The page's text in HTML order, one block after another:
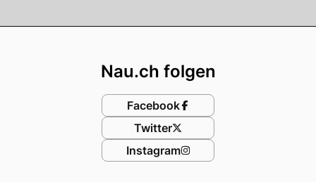
Nau.ch folgen
Facebook
Twitter
Instagram